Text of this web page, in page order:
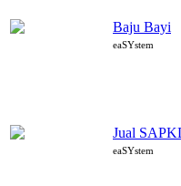
Baju Bayi
eaSYstem
Jual
eaSYstem